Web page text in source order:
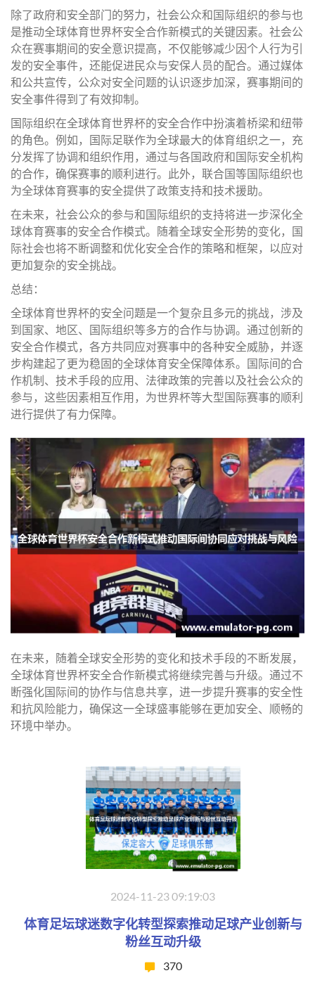
除了政府和安全部门的努力，社会公众和国际组织的参与也
是推动全球体育世界杯安全合作新模式的关键因素。社会公
众在赛事期间的安全意识提高，不仅能够减少因个人行为引
发的安全事件，还能促进民众与安保人员的配合。通过媒体
和公共宣传，公众对安全问题的认识逐步加深，赛事期间的
安全事件得到了有效抑制。
国际组织在全球体育世界杯的安全合作中扮演着桥梁和纽带
的角色。例如，国际足联作为全球最大的体育组织之一，充
分发挥了协调和组织作用，通过与各国政府和国际安全机构
的合作，确保赛事的顺利进行。此外，联合国等国际组织也
为全球体育赛事的安全提供了政策支持和技术援助。
在未来，社会公众的参与和国际组织的支持将进一步深化全
球体育赛事的安全合作模式。随着全球安全形势的变化，国
际社会也将不断调整和优化安全合作的策略和框架，以应对
更加复杂的安全挑战。
总结：
全球体育世界杯的安全问题是一个复杂且多元的挑战，涉及
到国家、地区、国际组织等多方的合作与协调。通过创新的
安全合作模式，各方共同应对赛事中的各种安全威胁，并逐
步构建起了更为稳固的全球体育安全保障体系。国际间的合
作机制、技术手段的应用、法律政策的完善以及社会公众的
参与，这些因素相互作用，为世界杯等大型国际赛事的顺利
进行提供了有力保障。
在未来，随着全球安全形势的变化和技术手段的不断发展，
全球体育世界杯安全合作新模式将继续完善与升级。通过不
断强化国际间的协作与信息共享，进一步提升赛事的安全性
和抗风险能力，确保这一全球盛事能够在更加安全、顺畅的
环境中举办。
2024-11-23 09:19:03
体育足坛球迷数字化转型探索推动足球产业创新与
粉丝互动升级
370